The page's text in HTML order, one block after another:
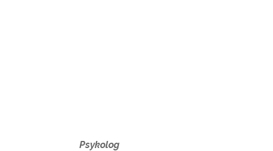
Psykolog